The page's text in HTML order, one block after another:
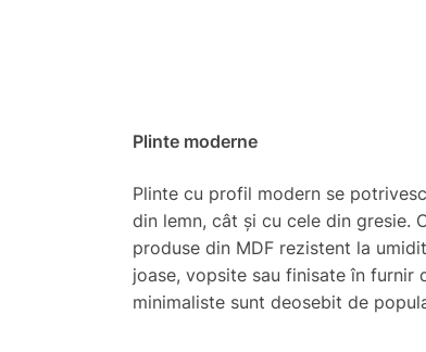
Plinte moderne
Plinte cu profil modern se
din lemn, cât și cu cele din gresie.
produse din MDF rezistent la
joase, vopsite sau finisate în furnir
minimaliste sunt deosebit de